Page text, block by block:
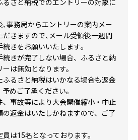
さと納税でのエントリーの対象に
事務局からエントリーの案内メー
だきますので､メール受領後一週間
きをお願いいたします｡
続きが完了しない場合、ふるさと納
は無効となります。
ふるさと納税はいかなる場合も返金
めご了承ください。
事故等により大会開催縮小・中止
の返金はいたしかねますので、ご了
は15名となっております。